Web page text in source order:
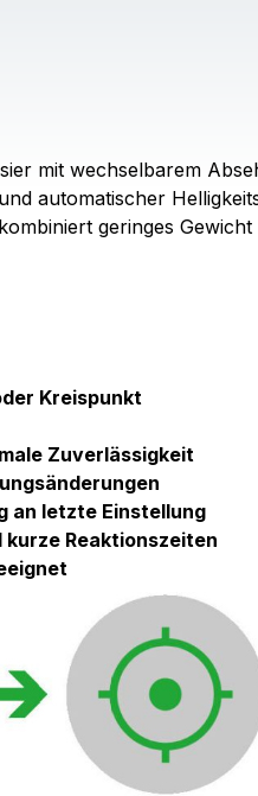
mit wechselbarem
und automatischer
geringes
Kreispunkt
Zuverlässigkeit
an letzte Einstellung
Reaktionszeiten